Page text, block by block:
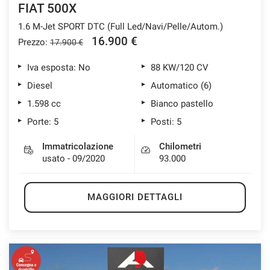
FIAT 500X
1.6 M-Jet SPORT DTC (Full Led/Navi/Pelle/Autom.)
Prezzo: 17.900 € 16.900 €
Iva esposta: No
88 KW/120 CV
Diesel
Automatico (6)
1.598 cc
Bianco pastello
Porte: 5
Posti: 5
Immatricolazione
usato - 09/2020
Chilometri
93.000
MAGGIORI DETTAGLI
Cookie delle preferenze
Cookie per il miglioramento dell'esperienza utente
Cookie analitici
Cookie di marketing
la
cookie
policy